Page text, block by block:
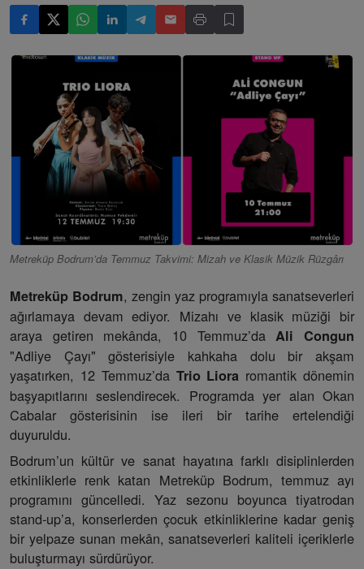
Metreküp Bodrum’da Temmuz Takvimi: Mizah ve Klasik Müzik Rüzgârı
Metreküp Bodrum, zengin yaz programıyla sanatseverleri
ağırlamaya devam ediyor. Mizahı ve klasik müziği bir
araya getiren mekânda, 10 Temmuz’daAli Congun
"Adliye Çayı" gösterisiyle kahkaha dolu bir akşam
yaşatırken, 12 Temmuz’da Trio Liora romantik dönemin
başyapıtlarını seslendirecek. Programda yer alan Okan
Cabalar gösterisinin ise ileri bir tarihe ertelendiği
duyuruldu.
Bodrum’un kültür ve sanat hayatına farklı disiplinlerden
etkinliklerle renk katan Metreküp Bodrum, temmuz ayı
programını güncelledi. Yaz sezonu boyunca tiyatrodan
stand-up’a, konserlerden çocuk etkinliklerine kadar geniş
bir yelpaze sunan mekân, sanatseverleri kaliteli içeriklerle
buluşturmayı sürdürüyor.